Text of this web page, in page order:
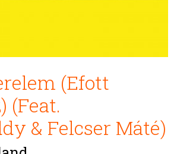
(Efott
(Feat.
& Felcser Máté)